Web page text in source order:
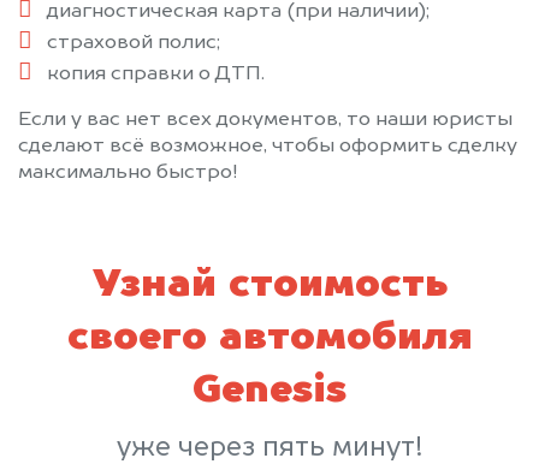
диагностическая карта (при наличии);
страховой полис;
копия справки о ДТП.
Если у вас нет всех документов, то наши юристы
сделают всё возможное, чтобы оформить сделку
максимально быстро!
Узнай стоимость
своего автомобиля
Genesis
уже через пять минут!